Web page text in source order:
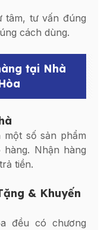
tâm, tư vấn đúng
cách dùng.
tại Nhà
số sản phẩm
Nhận hàng
tiền.
& Khuyến
đều có chương